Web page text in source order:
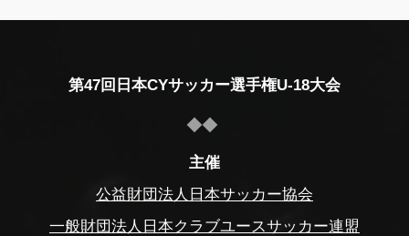
第47回日本CYサッカー選手権U-18大会
主催
公益財団法人日本サッカー協会
一般財団法人日本クラブユースサッカー連盟